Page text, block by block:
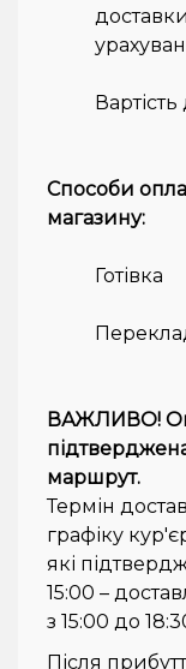
Способи
магазину:
Готівка
ВАЖЛИВО!
маршрут.
Термін
графіку
які
15:00 –
з 15:00 до
Після